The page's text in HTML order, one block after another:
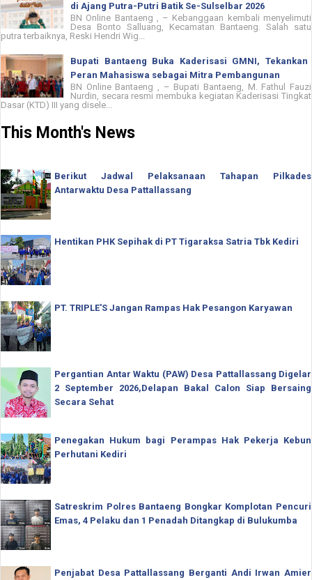
di Ajang Putra-Putri Batik Se-Sulselbar 2026
BN Online Bantaeng , – Kebanggaan kembali menyelimuti
Desa Bonto Salluang, Kecamatan Bantaeng. Salah satu
putra terbaiknya, Reski Hendri Wig...
Bupati Bantaeng Buka Kaderisasi GMNI, Tekankan
Peran Mahasiswa sebagai Mitra Pembangunan
BN Online Bantaeng , – Bupati Bantaeng, M. Fathul Fauzi
Nurdin, secara resmi membuka kegiatan Kaderisasi Tingkat
Dasar (KTD) III yang disele...
This Month's News
Berikut Jadwal Pelaksanaan Tahapan Pilkades
Antarwaktu Desa Pattallassang
Hentikan PHK Sepihak di PT Tigaraksa Satria Tbk Kediri
PT. TRIPLE'S Jangan Rampas Hak Pesangon Karyawan
Pergantian Antar Waktu (PAW) Desa Pattallassang Digelar
2 September 2026,Delapan Bakal Calon Siap Bersaing
Secara Sehat
Penegakan Hukum bagi Perampas Hak Pekerja Kebun
Perhutani Kediri
Satreskrim Polres Bantaeng Bongkar Komplotan Pencuri
Emas, 4 Pelaku dan 1 Penadah Ditangkap di Bulukumba
Penjabat Desa Pattallassang Berganti Andi Irwan Amier